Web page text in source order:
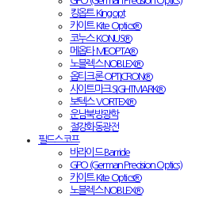
킹옵트 Kingopt
카이트 Kite Optics®
코누스 KONUS®
메옵타 MEOPTA®
노블렉스 NOBLEX®
옵티크론 OPTICRON®
사이트마크 SIGHTMARK®
보텍스 VORTEX®
운남북방광학
절강화동광전
필드스코프
바라이드 Barride
GPO (German Precision Optics)
카이트 Kite Optics®
노블렉스 NOBLEX®